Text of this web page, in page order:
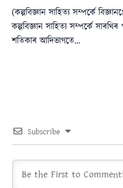
(কল্পবিজ্ঞান সাহিত্য সম্পৰ্কে
কল্পবিজ্ঞান সাহিত্য সম্পৰ্কে
শতিকাৰ আদিভাগতে…
Subscribe